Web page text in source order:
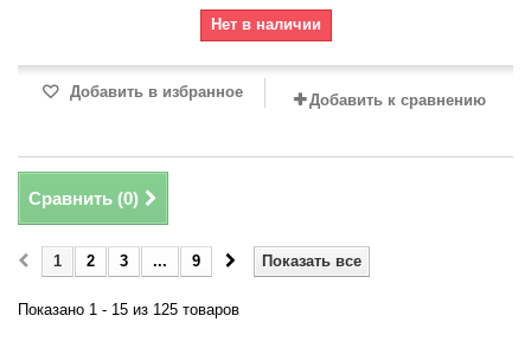
Нет в наличии
Добавить в избранное Добавить к сравнению
Сравнить (0)
Показать все
1 2 3 ... 9
Показано 1 - 15 из 125 товаров